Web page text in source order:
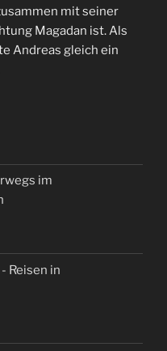
mit seiner
Magadan ist. Als
Andreas gleich ein
im
Reisen in